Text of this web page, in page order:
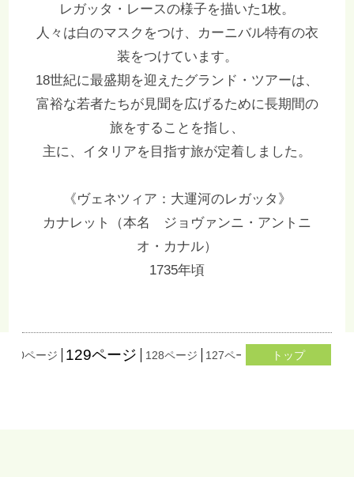
レガッタ・レースの様子を描いた1枚。
人々は白のマスクをつけ、カーニバル特有の衣
装をつけています。
18世紀に最盛期を迎えたグランド・ツアーは、
富裕な若者たちが見聞を広げるために長期間の
旅をすることを指し、
主に、イタリアを目指す旅が定着しました。
《ヴェネツィア：大運河のレガッタ》
カナレット（本名 ジョヴァンニ・アントニ
オ・カナル）
1735年頃
130ページ 129ページ 128ページ 127ページ 126ページ
トップ